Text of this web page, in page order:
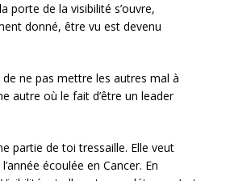
porte de la visibilité s’ouvre,
donné, être vu est devenu
ne pas mettre les autres mal à
autre où le fait d’être un leader
partie de toi tressaille. Elle veut
écoulée en Cancer. En